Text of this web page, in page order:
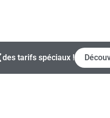
des tarifs spéciaux !